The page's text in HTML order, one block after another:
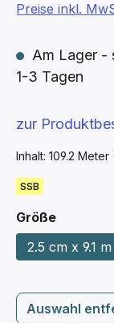
Inhalt: 109.2 Meter
Preise inkl.
Am Lager -
1-3 Tagen
SSB
zur
Größe
2.5 cm x 9.1
Auswahl